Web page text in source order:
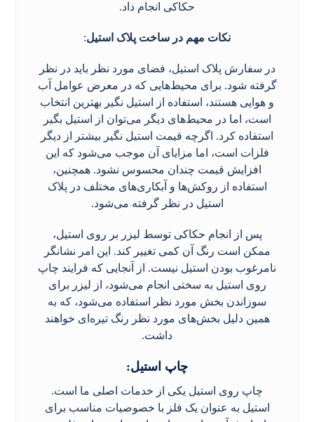
حکاکی انجام داد.
نکات مهم در ساخت پلاک استیل:
در سفارش پلاک استیل، فضای مورد نظر باید در نظر
گرفته شود. برای محیط‌هایی که در معرض عوامل آب
و هوایی هستند، استفاده از استیل نگیر بهترین انتخاب
است، اما در محیط‌های دیگر می‌توان از استیل بگیر
استفاده کرد. اگرچه قیمت استیل نگیر بیشتر از دیگر
فلزات است، اما مزایای آن موجب می‌شود که این
افزایش قیمت چندان محسوس نشود. همچنین،
استفاده از روکش‌ها و آبکاری‌های مختلف در پلاک
استیل در نظر گرفته می‌شود.
پس از انجام حکاکی توسط لیزر بر روی استیل،
ممکن است رنگ آن کمی تغییر کند. این امر نشانگر
نامرغوب بودن استیل نیست. از آنجایی که فرایند چاپ
روی استیل به سختی انجام می‌شود، از لیزر برای
سوزاندن بخش مورد نظر استفاده می‌شود، که به
همین دلیل بخش‌های مورد نظر رنگ تیره‌ای خواهند
داشت.
چاپ استیل:
چاپ روی استیل یکی از خدمات اصلی ما است.
استیل به عنوان یک فلز با خصوصیات مناسب برای